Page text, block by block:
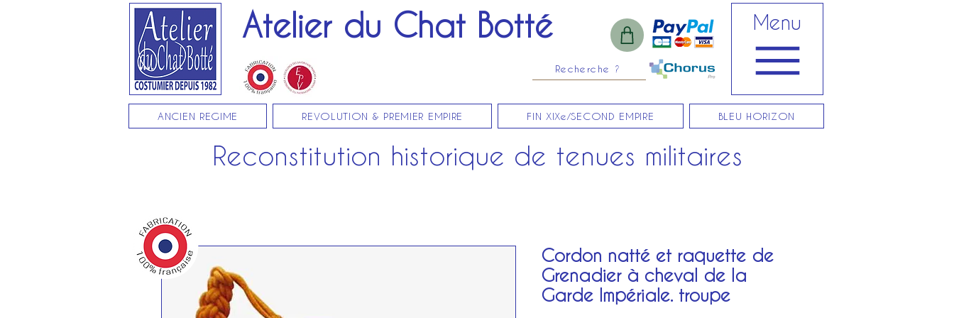
Atelier du Chat Botté
Recherche ?
Menu
ANCIEN REGIME REVOLUTION & PREMIER EMPIRE FIN XIXe/SECOND EMPIRE BLEU HORIZON
Reconstitution historique de tenues militaires
Cordon natté et raquette de
Grenadier à cheval de la
Garde Impériale. troupe